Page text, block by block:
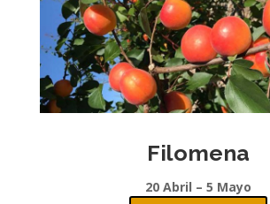
Filomena
20 Abril – 5 Mayo